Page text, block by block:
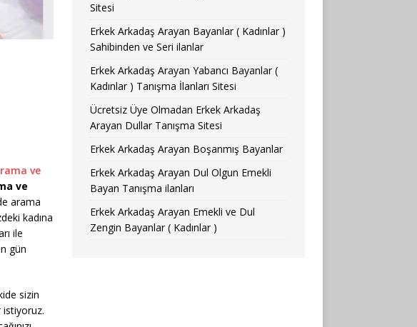
ve
ve
arama
kadına
ile
gün
sizin
istiyoruz.
Sitesi
Erkek Arkadaş Arayan Bayanlar ( Kadınlar )
Sahibinden ve Seri ilanlar
Erkek Arkadaş Arayan Yabancı Bayanlar (
Kadınlar ) Tanışma İlanları Sitesi
Ücretsiz Üye Olmadan Erkek Arkadaş
Arayan Dullar Tanışma Sitesi
Erkek Arkadaş Arayan Boşanmış Bayanlar
Erkek Arkadaş Arayan Dul Olgun Emekli
Bayan Tanışma ilanları
Erkek Arkadaş Arayan Emekli ve Dul
Zengin Bayanlar ( Kadınlar )